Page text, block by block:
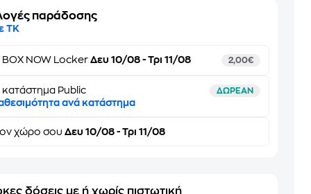
παράδοσης
ΤΚ
BOX NOW Locker Δευ 10/08 - Τρι 11/08 2,00€
κατάστημα Public ΔΩΡΕΑΝ
ανά κατάστημα
χώρο σου Δευ 10/08 - Τρι 11/08
δόσεις με ή χωρίς πιστωτική